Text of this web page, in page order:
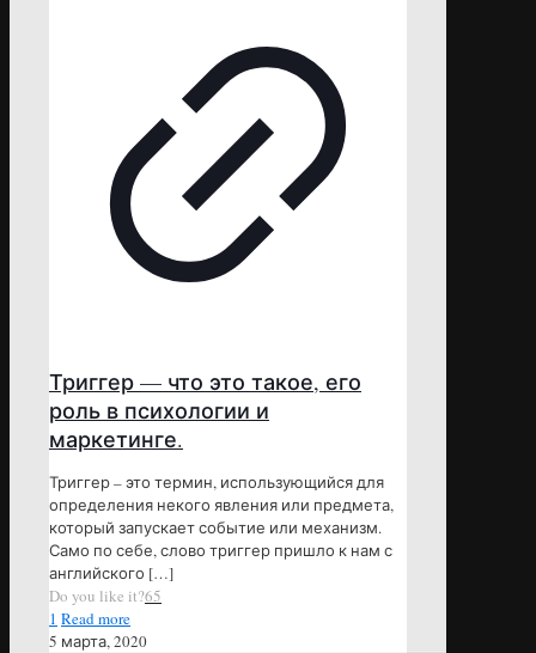
Триггер — что это такое, его
роль в психологии и
маркетинге.
Триггер – это термин, использующийся для
определения некого явления или предмета,
который запускает событие или механизм.
Само по себе, слово триггер пришло к нам с
английского […]
Do you like it?65
1 Read more
5 марта, 2020